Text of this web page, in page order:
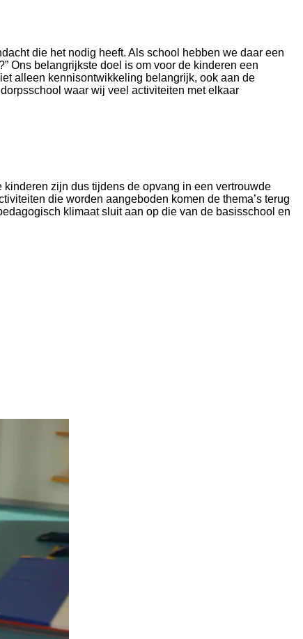
die het nodig heeft. Als school hebben we daar een
Ons belangrijkste doel is om voor de kinderen een
alleen kennisontwikkeling belangrijk, ook aan de
waar wij veel activiteiten met elkaar
zijn dus tijdens de opvang in een vertrouwde
die worden aangeboden komen de thema’s terug
klimaat sluit aan op die van de basisschool en